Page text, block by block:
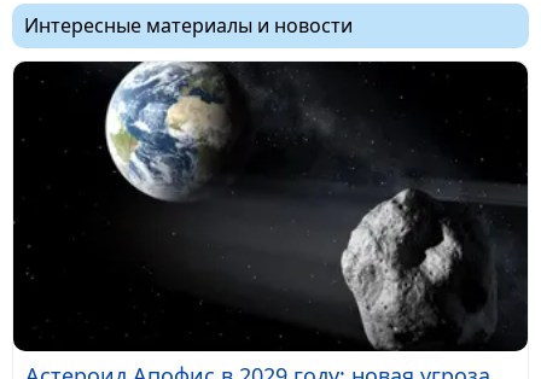
Интересные материалы и новости